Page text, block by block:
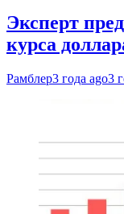
Эксперт
курса
Рамблер3 года ago3